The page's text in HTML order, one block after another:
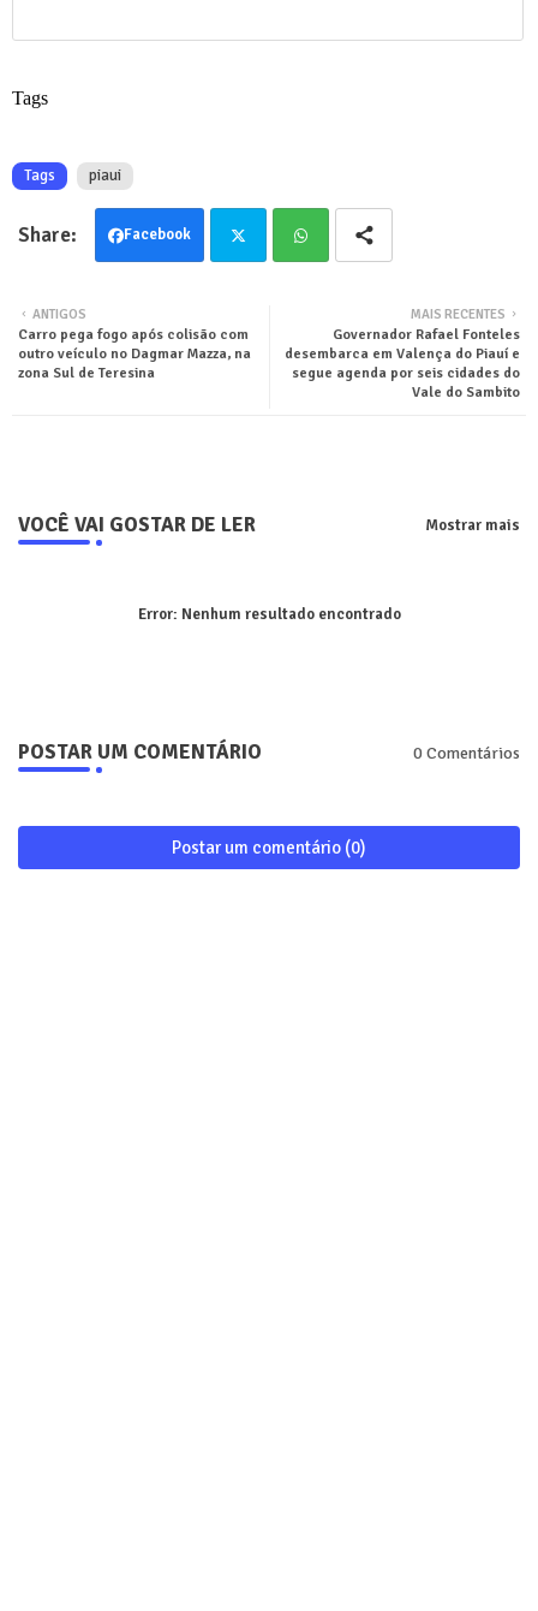
Tags
Tags piaui
Facebook
ter
pp
MAIS RECENTES
Governador Rafael Fonteles
desembarca em Valença do Piauí e
segue agenda por seis cidades do
Vale do Sambito
ANTIGOS
Carro pega fogo após colisão com
outro veículo no Dagmar Mazza, na
zona Sul de Teresina
VOCÊ VAI GOSTAR DE LER Mostrar mais
Error: Nenhum resultado encontrado
POSTAR UM COMENTÁRIO 0 Comentários
Postar um comentário (0)